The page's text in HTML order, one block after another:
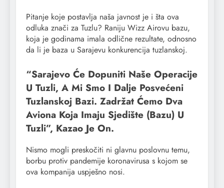
Pitanje koje postavlja naša javnost je i šta ova
odluka znači za Tuzlu? Raniju Wizz Airovu bazu,
koja je godinama imala odlične rezultate, odnosno
da li je baza u Sarajevu konkurencija tuzlanskoj.
“Sarajevo Će Dopuniti Naše Operacije
U Tuzli, A Mi Smo I Dalje Posvećeni
Tuzlanskoj Bazi. Zadržat Ćemo Dva
Aviona Koja Imaju Sjedište (bazu) U
Tuzli”, Kazao Je On.
Nismo mogli preskočiti ni glavnu poslovnu temu,
borbu protiv pandemije koronavirusa s kojom se
ova kompanija uspješno nosi.